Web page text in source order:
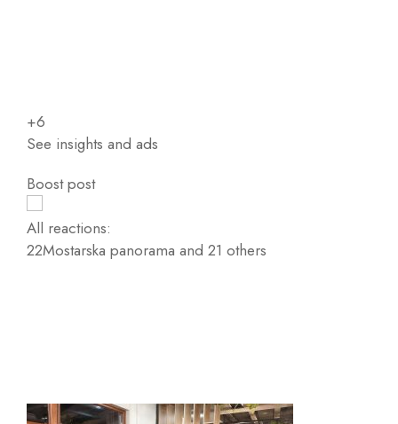
+6
See insights and ads
Boost post
All reactions:
22Mostarska panorama and 21 others